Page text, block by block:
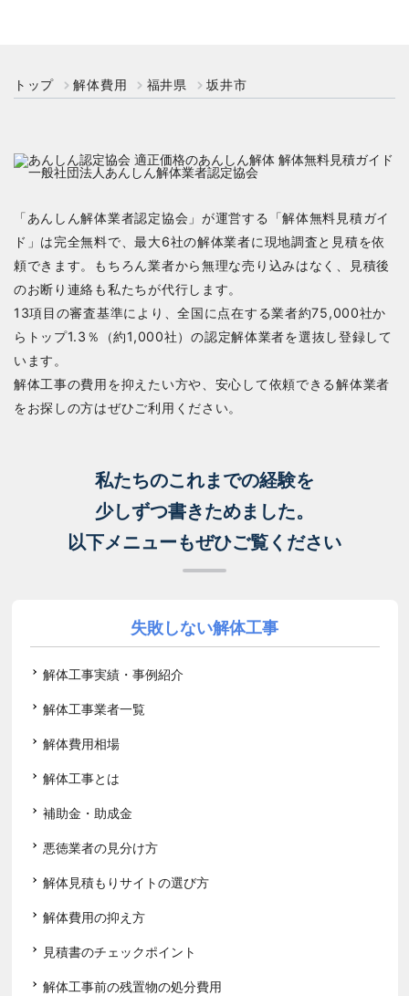
トップ 解体費用 福井県 坂井市
「あんしん解体業者認定協会」が運営する「解体無料見積ガイ
ド」は完全無料で、最大6社の解体業者に現地調査と見積を依
頼できます。もちろん業者から無理な売り込みはなく、見積後
のお断り連絡も私たちが代行します。
13項目の審査基準により、全国に点在する業者約75,000社か
らトップ1.3％（約1,000社）の認定解体業者を選抜し登録して
います。
解体工事の費用を抑えたい方や、安心して依頼できる解体業者
をお探しの方はぜひご利用ください。
私たちのこれまでの経験を
少しずつ書きためました。
以下メニューもぜひご覧ください
失敗しない解体工事
解体工事実績・事例紹介
解体工事業者一覧
解体費用相場
解体工事とは
補助金・助成金
悪徳業者の見分け方
解体見積もりサイトの選び方
解体費用の抑え方
見積書のチェックポイント
解体工事前の残置物の処分費用